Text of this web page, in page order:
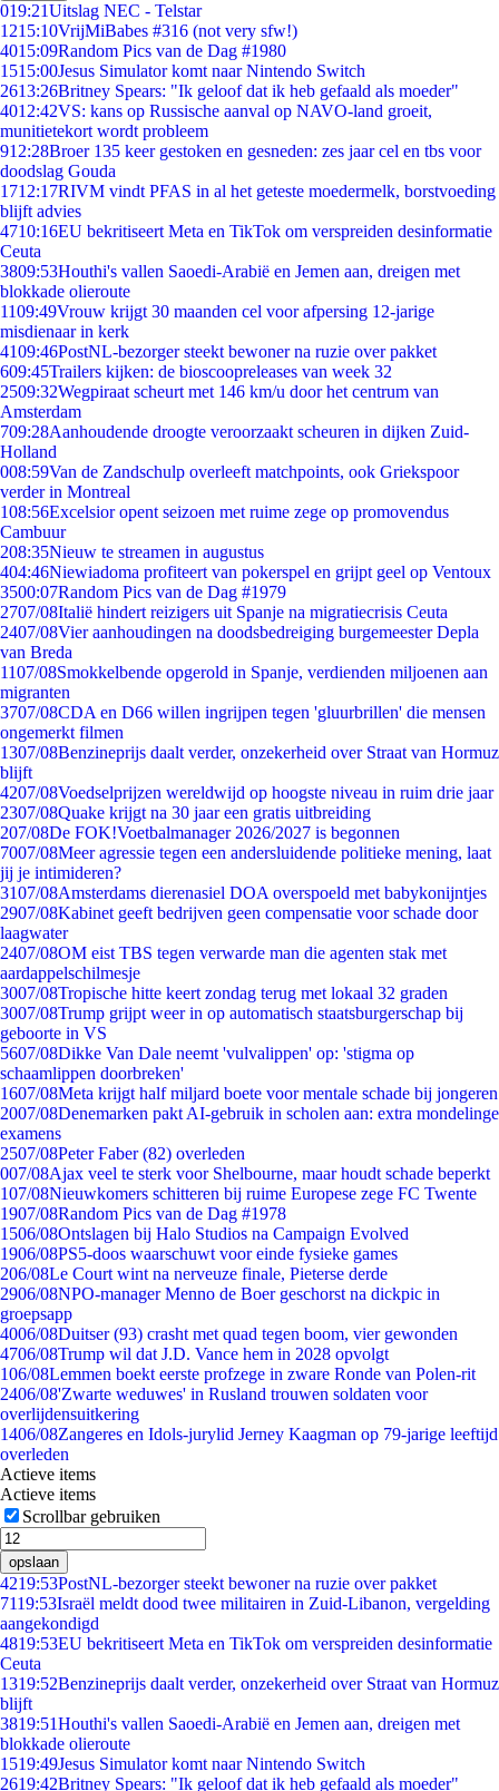
019:21Uitslag NEC - Telstar
1215:10VrijMiBabes #316 (not very sfw!)
4015:09Random Pics van de Dag #1980
1515:00Jesus Simulator komt naar Nintendo Switch
2613:26Britney Spears: "Ik geloof dat ik heb gefaald als moeder"
4012:42VS: kans op Russische aanval op NAVO-land groeit,
munitietekort wordt probleem
912:28Broer 135 keer gestoken en gesneden: zes jaar cel en tbs voor
doodslag Gouda
1712:17RIVM vindt PFAS in al het geteste moedermelk, borstvoeding
blijft advies
4710:16EU bekritiseert Meta en TikTok om verspreiden desinformatie
Ceuta
3809:53Houthi's vallen Saoedi-Arabië en Jemen aan, dreigen met
blokkade olieroute
1109:49Vrouw krijgt 30 maanden cel voor afpersing 12-jarige
misdienaar in kerk
4109:46PostNL-bezorger steekt bewoner na ruzie over pakket
609:45Trailers kijken: de bioscoopreleases van week 32
2509:32Wegpiraat scheurt met 146 km/u door het centrum van
Amsterdam
709:28Aanhoudende droogte veroorzaakt scheuren in dijken Zuid-
Holland
008:59Van de Zandschulp overleeft matchpoints, ook Griekspoor
verder in Montreal
108:56Excelsior opent seizoen met ruime zege op promovendus
Cambuur
208:35Nieuw te streamen in augustus
404:46Niewiadoma profiteert van pokerspel en grijpt geel op Ventoux
3500:07Random Pics van de Dag #1979
2707/08Italië hindert reizigers uit Spanje na migratiecrisis Ceuta
2407/08Vier aanhoudingen na doodsbedreiging burgemeester Depla
van Breda
1107/08Smokkelbende opgerold in Spanje, verdienden miljoenen aan
migranten
3707/08CDA en D66 willen ingrijpen tegen 'gluurbrillen' die mensen
ongemerkt filmen
1307/08Benzineprijs daalt verder, onzekerheid over Straat van Hormuz
blijft
4207/08Voedselprijzen wereldwijd op hoogste niveau in ruim drie jaar
2307/08Quake krijgt na 30 jaar een gratis uitbreiding
207/08De FOK!Voetbalmanager 2026/2027 is begonnen
7007/08Meer agressie tegen een andersluidende politieke mening, laat
jij je intimideren?
3107/08Amsterdams dierenasiel DOA overspoeld met babykonijntjes
2907/08Kabinet geeft bedrijven geen compensatie voor schade door
laagwater
2407/08OM eist TBS tegen verwarde man die agenten stak met
aardappelschilmesje
3007/08Tropische hitte keert zondag terug met lokaal 32 graden
3007/08Trump grijpt weer in op automatisch staatsburgerschap bij
geboorte in VS
5607/08Dikke Van Dale neemt 'vulvalippen' op: 'stigma op
schaamlippen doorbreken'
1607/08Meta krijgt half miljard boete voor mentale schade bij jongeren
2007/08Denemarken pakt AI-gebruik in scholen aan: extra mondelinge
examens
2507/08Peter Faber (82) overleden
007/08Ajax veel te sterk voor Shelbourne, maar houdt schade beperkt
107/08Nieuwkomers schitteren bij ruime Europese zege FC Twente
1907/08Random Pics van de Dag #1978
1506/08Ontslagen bij Halo Studios na Campaign Evolved
1906/08PS5-doos waarschuwt voor einde fysieke games
206/08Le Court wint na nerveuze finale, Pieterse derde
2906/08NPO-manager Menno de Boer geschorst na dickpic in
groepsapp
4006/08Duitser (93) crasht met quad tegen boom, vier gewonden
4706/08Trump wil dat J.D. Vance hem in 2028 opvolgt
106/08Lemmen boekt eerste profzege in zware Ronde van Polen-rit
2406/08'Zwarte weduwes' in Rusland trouwen soldaten voor
overlijdensuitkering
1406/08Zangeres en Idols-jurylid Jerney Kaagman op 79-jarige leeftijd
overleden
Actieve items
Actieve items
Scrollbar gebruiken
opslaan
4219:53PostNL-bezorger steekt bewoner na ruzie over pakket
7119:53Israël meldt dood twee militairen in Zuid-Libanon, vergelding
aangekondigd
4819:53EU bekritiseert Meta en TikTok om verspreiden desinformatie
Ceuta
1319:52Benzineprijs daalt verder, onzekerheid over Straat van Hormuz
blijft
3819:51Houthi's vallen Saoedi-Arabië en Jemen aan, dreigen met
blokkade olieroute
1519:49Jesus Simulator komt naar Nintendo Switch
2619:42Britney Spears: "Ik geloof dat ik heb gefaald als moeder"